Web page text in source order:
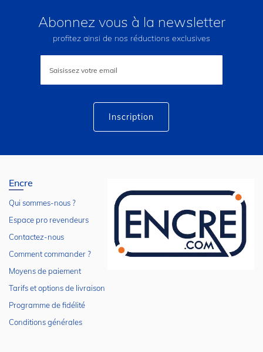
Abonnez vous à la newsletter
profitez ainsi de nos réductions exclusives
lettre
Inscription
Encre
Qui sommes-nous ?
Espace pro revendeurs
Contactez-nous
Comment commander ?
Moyens de paiement
Tarifs et options de livraison
Programme de fidélité
Conditions générales